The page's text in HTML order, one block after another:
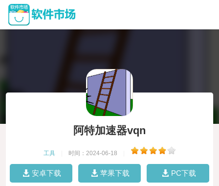
阿特加速器vqn
工具 时间：2024-06-18
安卓下载 苹果下载 PC下载